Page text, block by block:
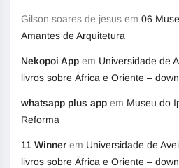
Gilson soares de jesus em 06
Amantes de Arquitetura
Nekopoi App em Universidade de
livros sobre África e Oriente –
whatsapp plus app em Museu do
Reforma
11 Winner em Universidade de
livros sobre África e Oriente –